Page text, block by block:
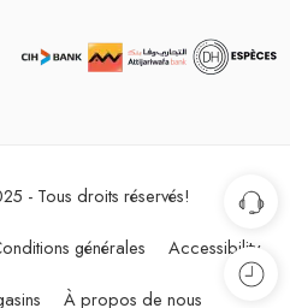
- Tous droits réservés!
générales Accessibility
À propos de nous